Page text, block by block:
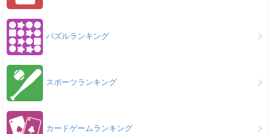
パズルランキング
スポーツランキング
カードゲームランキング